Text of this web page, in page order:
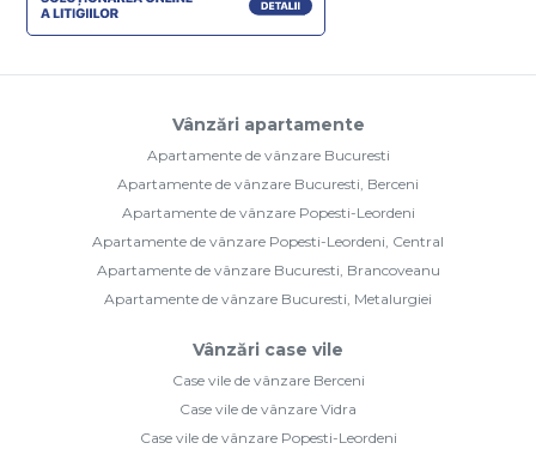
Vânzări apartamente
Apartamente de vânzare Bucuresti
Apartamente de vânzare Bucuresti, Berceni
Apartamente de vânzare Popesti-Leordeni
Apartamente de vânzare Popesti-Leordeni, Central
Apartamente de vânzare Bucuresti, Brancoveanu
Apartamente de vânzare Bucuresti, Metalurgiei
Vânzări case vile
Case vile de vânzare Berceni
Case vile de vânzare Vidra
Case vile de vânzare Popesti-Leordeni